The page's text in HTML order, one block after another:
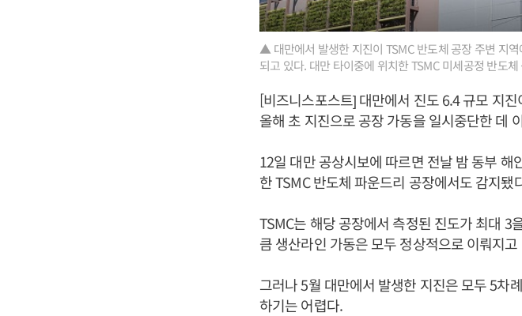
▲ 대만에서 발생한 지진이 TSMC 반도체 공장 주변 지
되고 있다. 대만 타이중에 위치한 TSMC 미세공정 반도체
[비즈니스포스트] 대만에서 진도 6.4 규모 지
올해 초 지진으로 공장 가동을 일시중단한 데
12일 대만 공상시보에 따르면 전날 밤 동부
한 TSMC 반도체 파운드리 공장에서도 감지됐
TSMC는 해당 공장에서 측정된 진도가 최대 3
큼 생산라인 가동은 모두 정상적으로 이뤄지
그러나 5월 대만에서 발생한 지진은 모두 5차
하기는 어렵다.